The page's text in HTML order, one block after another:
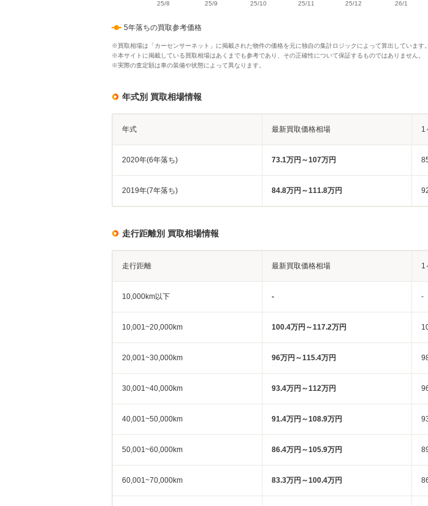
5年落ちの買取参考価格
※買取相場は「カーセンサーネット」に掲載された物件の価格を元に独自の集計ロジックによって算出しています。
※本サイトに掲載している買取相場はあくまでも参考であり、その正確性について保証するものではありません。
※実際の査定額は車の装備や状態によって異なります。
年式別 買取相場情報
年式 最新買取価格相場 1
2020年(6年落ち) 73.1万円～107万円
2019年(7年落ち) 84.8万円～111.8万円
走行距離別 買取相場情報
走行距離 最新買取価格相場 1
10,000km以下 - -
10,001~20,000km 100.4万円～117.2万円
20,001~30,000km 96万円～115.4万円
30,001~40,000km 93.4万円～112万円
40,001~50,000km 91.4万円～108.9万円
50,001~60,000km 86.4万円～105.9万円
60,001~70,000km 83.3万円～100.4万円